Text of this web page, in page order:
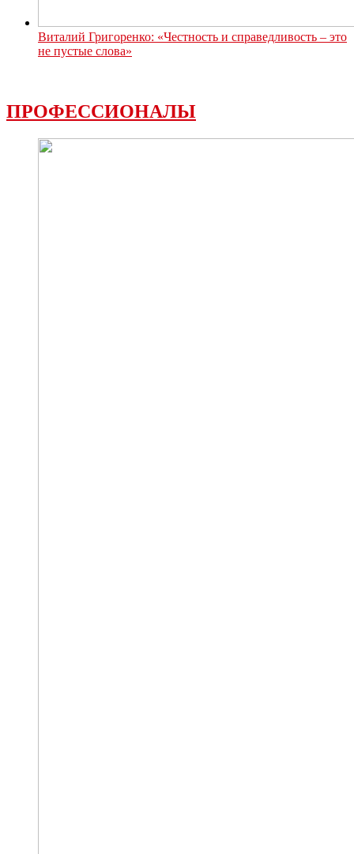
Виталий Григоренко: «Честность и справедливость – это
не пустые слова»
ПРОФЕССИОНАЛЫ